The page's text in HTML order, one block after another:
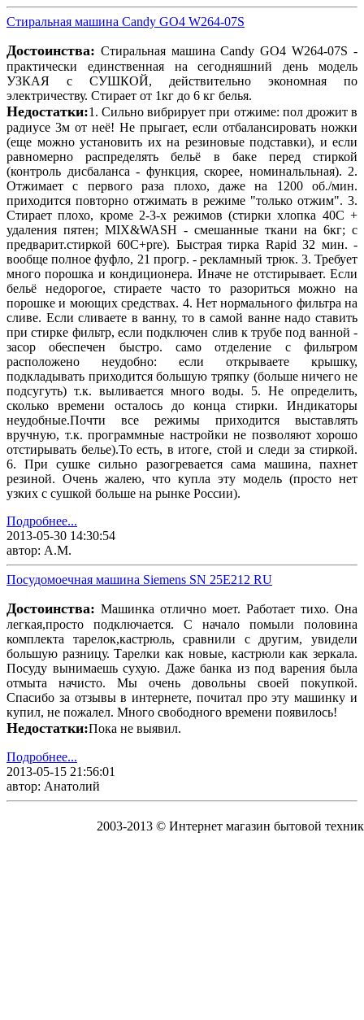
Стиральная машина Candy GO4 W264-07S
Достоинства: Стиральная машина Candy GO4 W264-07S -
практически единственная на сегодняшний день модель
УЗКАЯ с СУШКОЙ, действительно экономная по
электричеству. Стирает от 1кг до 6 кг белья.
Недостатки:1. Сильно вибрирует при отжиме: пол дрожит в
радиусе 3м от неё! Не прыгает, если отбалансировать ножки
(еще можно установить их на резиновые подставки), и если
равномерно распределять бельё в баке перед стиркой
(контроль дисбаланса - функция, скорее, номинальльная). 2.
Отжимает с первого раза плохо, даже на 1200 об./мин.
приходится повторно отжимать в режиме "только отжим". 3.
Стирает плохо, кроме 2-3-х режимов (стирки хлопка 40С +
удаления пятен; MIX&WASH - смешанные ткани на 6кг; с
предварит.стиркой 60С+pre). Быстрая тирка Rapid 32 мин. -
вообще полное фуфло, 21 прогр. - рекламный трюк. 3. Требует
много порошка и кондиционера. Иначе не отстирывает. Если
бельё недорогое, стираете часто то разориться можно на
порошке и моющих средствах. 4. Нет нормального фильтра на
сливе. Если сливаете в ванну, то в самой ванне надо ставить
при стирке фильтр, если подключен слив к трубе под ванной -
засор обеспечен быстро. само отделение с фильтром
расположено неудобно: если открываете крышку,
подкладывать приходится большую тряпку (больше ничего не
подсугуть) т.к. выливается много воды. 5. Не определить,
сколько времени осталось до конца стирки. Индикаторы
неудобные.Почти все режимы приходится выставлять
вручную, т.к. программные настройки не позволяют хорошо
отстирывать белье).То есть, в итоге, стой и следи за стиркой.
6. При сушке сильно разогревается сама машина, пахнет
резиной. Очень жалею, что купла эту модель (просто нет
узких с сушкой больше на рынке России).
Подробнее...
2013-05-30 14:30:54
автор: А.М.
Посудомоечная машина Siemens SN 25E212 RU
Достоинства: Машинка отлично моет. Работает тихо. Она
легкая,просто подключается. С начало помыли половина
комплекта тарелок,кастрюль, сравнили с другим, увидели
большую разницу. Тарелки как новые, кастрюли как зеркала.
Посуду вынимаешь сухую. Даже банка из под варения была
отмыта начисто. Мы очень довольны своей покупкой.
Спасибо за отзывы в интернете, почитал про эту машинку и
купил, не пожалел. Много свободного времени появилось!
Недостатки:Пока не выявил.
Подробнее...
2013-05-15 21:56:01
автор: Анатолий
2003-2013 © Интернет магазин бытовой